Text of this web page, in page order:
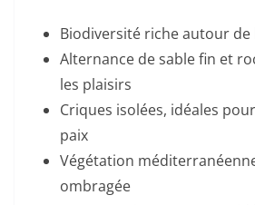
Biodiversité riche autour de
Alternance de sable fin et
les plaisirs
Criques isolées, idéales
paix
Végétation
ombragée